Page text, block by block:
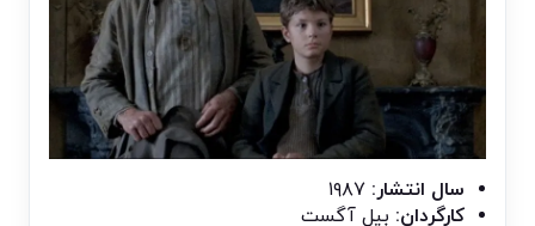
سال انتشار: ۱۹۸۷
کارگردان: بیل آگست